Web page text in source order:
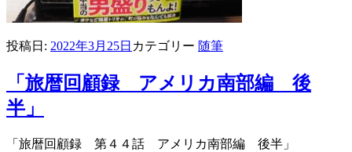
投稿日: 2022年3月25日 カテゴリー 随筆
「旅暦回顧録 アメリカ南部編 後
半」
「旅暦回顧録 第４４話 アメリカ南部編 後半」